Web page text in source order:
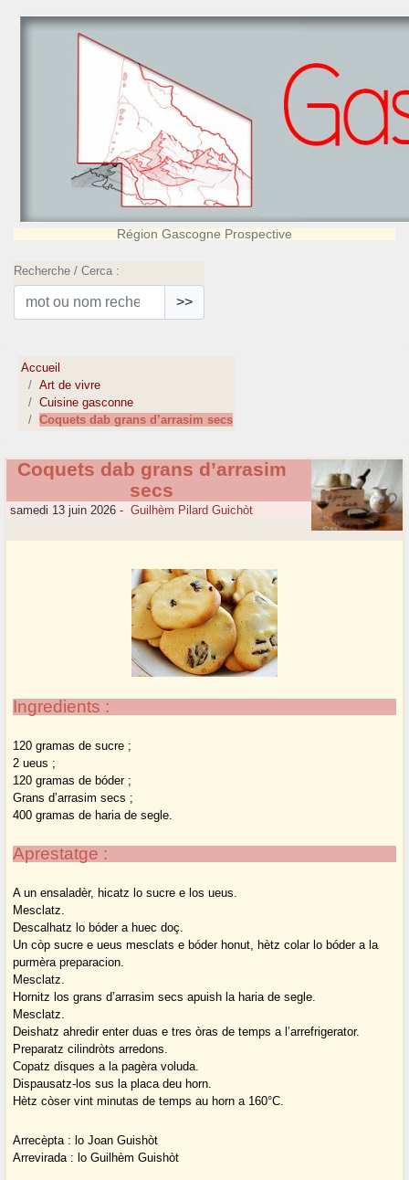
Région Gascogne Prospective
Recherche / Cerca :
>>
Accueil
Art de vivre
Cuisine gasconne
Coquets dab grans d’arrasim secs
Coquets dab grans d’arrasim
secs
samedi 13 juin 2026 - Guilhèm Pilard Guichòt
Ingredients :
120 gramas de sucre ;
2 ueus ;
120 gramas de bóder ;
Grans d’arrasim secs ;
400 gramas de haria de segle.
Aprestatge :
A un ensaladèr, hicatz lo sucre e los ueus.
Mesclatz.
Descalhatz lo bóder a huec doç.
Un còp sucre e ueus mesclats e bóder honut, hètz colar lo bóder a la
purmèra preparacion.
Mesclatz.
Hornitz los grans d’arrasim secs apuish la haria de segle.
Mesclatz.
Deishatz ahredir enter duas e tres òras de temps a l’arrefrigerator.
Preparatz cilindròts arredons.
Copatz disques a la pagèra voluda.
Dispausatz-los sus la placa deu horn.
Hètz còser vint minutas de temps au horn a 160°C.
Arrecèpta : lo Joan Guishòt
Arrevirada : lo Guilhèm Guishòt